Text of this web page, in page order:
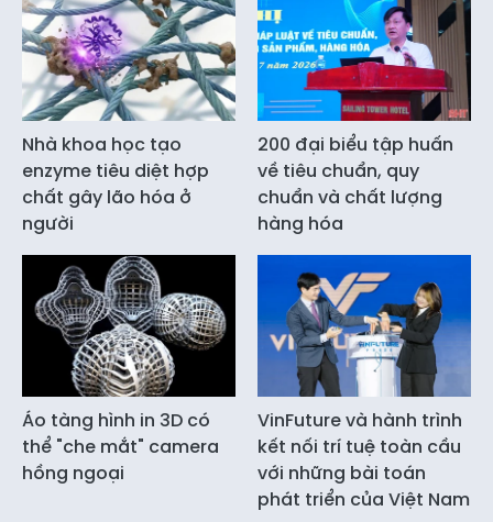
Nhà khoa học tạo
enzyme tiêu diệt hợp
chất gây lão hóa ở
người
200 đại biểu tập huấn
về tiêu chuẩn, quy
chuẩn và chất lượng
hàng hóa
Áo tàng hình in 3D có
thể "che mắt" camera
hồng ngoại
VinFuture và hành trình
kết nối trí tuệ toàn cầu
với những bài toán
phát triển của Việt Nam